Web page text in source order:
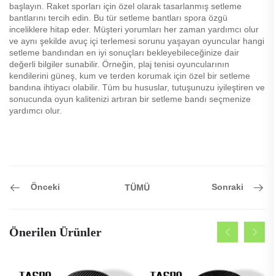
başlayın. Raket sporları için özel olarak tasarlanmış setleme
bantlarını tercih edin. Bu tür setleme bantları spora özgü
inceliklere hitap eder. Müşteri yorumları her zaman yardımcı olur
ve aynı şekilde avuç içi terlemesi sorunu yaşayan oyuncular hangi
setleme bandından en iyi sonuçları bekleyebileceğinize dair
değerli bilgiler sunabilir. Örneğin, plaj tenisi oyuncularının
kendilerini güneş, kum ve terden korumak için özel bir setleme
bandına ihtiyacı olabilir. Tüm bu hususlar, tutuşunuzu iyileştiren ve
sonucunda oyun kalitenizi artıran bir setleme bandı seçmenize
yardımcı olur.
Önceki TÜMÜ Sonraki
Önerilen Ürünler